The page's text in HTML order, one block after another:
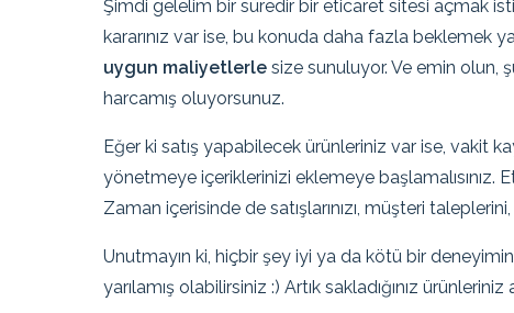
Şimdi gelelim bir süredir bir eticaret sitesi açmak
kararınız var ise, bu konuda daha fazla beklemek
uygun maliyetlerle size sunuluyor. Ve emin olun,
harcamış oluyorsunuz.
Eğer ki satış yapabilecek ürünleriniz var ise, vakit
yönetmeye içeriklerinizi eklemeye başlamalısınız.
Zaman içerisinde de satışlarınızı, müşteri
Unutmayın ki, hiçbir şey iyi ya da kötü bir
yarılamış olabilirsiniz :) Artık sakladığınız